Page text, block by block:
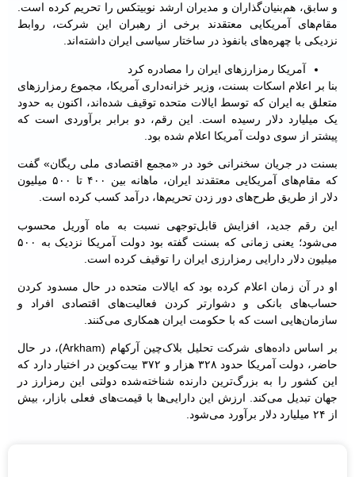
و سابق، هم‌بنیان‌گذاران و مدیران ارشد نوبیتکس را تحریم کرده است.
مقام‌های آمریکایی معتقدند برخی از رهبران این شرکت، روابط
نزدیکی با چهره‌های بانفوذ در ساختار سیاسی ایران داشته‌اند.
آمریکا رمزارزهای ایران را مصادره کرد
بنا بر اعلام اسکات بسنت، وزیر خزانه‌داری آمریکا، مجموع رمزارزهای
متعلق به ایران که توسط ایالات متحده توقیف شده‌اند، اکنون به حدود
یک میلیارد دلار رسیده است. این رقم، دو برابر برآوردی است که
پیشتر از سوی دولت آمریکا اعلام شده بود.
بسنت در جریان سخنرانی خود در «مجمع اقتصادی ملی ریگان» گفت
که مقام‌های آمریکایی معتقدند ایران، ماهانه بین ۴۰۰ تا ۵۰۰ میلیون
دلار از طریق طرح‌های دور زدن تحریم‌ها، درآمد کسب کرده است.
این رقم جدید، افزایش قابل‌توجهی نسبت به ماه آوریل محسوب
می‌شود؛ یعنی زمانی که بسنت گفته بود دولت آمریکا نزدیک به ۵۰۰
میلیون دلار دارایی رمزارزی ایران را توقیف کرده است.
او در آن زمان اعلام کرده بود که ایالات متحده در حال مسدود کردن
حساب‌های بانکی و دشوارتر کردن فعالیت‌های اقتصادی افراد و
سازمان‌هایی است که با حکومت ایران همکاری می‌کنند.
بر اساس داده‌های شرکت تحلیل بلاک‌چین آرکهام (Arkham)، در حال
حاضر، دولت آمریکا حدود ۳۲۸ هزار و ۳۷۲ بیت‌کوین در اختیار دارد که
این کشور را به بزرگ‌ترین دارنده شناخته‌شده دولتی این رمزارز در
جهان تبدیل می‌کند. ارزش این دارایی‌ها با قیمت‌های فعلی بازار، بیش
از ۲۴ میلیارد دلار برآورد می‌شود.